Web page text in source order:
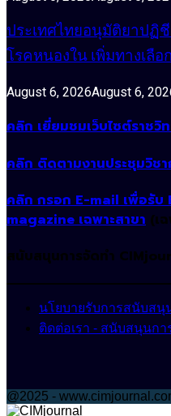
ประเทศไทยอนุมัติยาปฏิ
โรคหนองใน เพิ่มทางเลื
August 6, 2026August 6,
คลิก เยี่ยมชมเว็บไซต์ราช
คลิก ติดตามงานประชุมวิชา
คลิก กรอก E-mail เพื่อรั
magazine เฉพาะสาขา (เ
สนับสนุนการจัดทำ
นโยบายรับการสนับสนุ
ติดต่อเรา - สนับสนุนกา
@2025 -